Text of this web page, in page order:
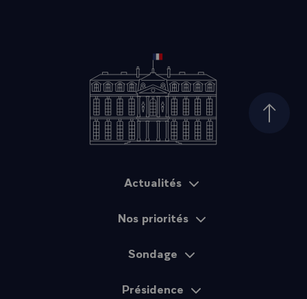
Haut
Actualités
Nos priorités
Sondage
Présidence